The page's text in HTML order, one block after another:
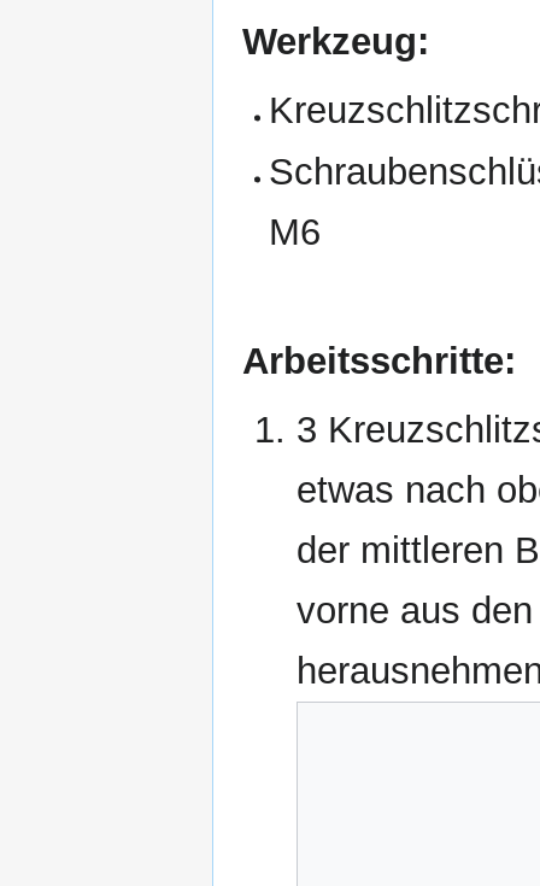
Werkzeug:
M6
Arbeitsschritte:
3
etwas nach
der mittleren
vorne aus